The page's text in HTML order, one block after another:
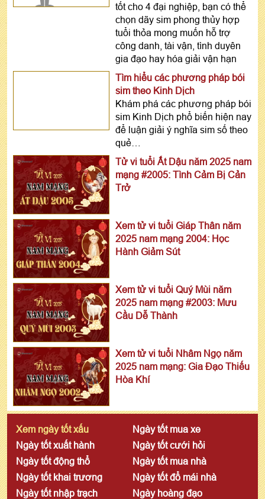
tốt cho 4 đại nghiệp, bạn có thể
chọn dãy sim phong thủy hợp
tuổi thỏa mong muốn hỗ trợ
công danh, tài vận, tình duyên
gia đạo hay hóa giải vận hạn
Tìm hiểu các phương pháp bói
sim theo Kinh Dịch
Khám phá các phương pháp bói
sim Kinh Dịch phổ biến hiện nay
để luận giải ý nghĩa sim số theo
quẻ…
Tử vi tuổi Ất Dậu năm 2025 nam
mạng #2005: Tình Cảm Bị Cản
Trở
Xem tử vi tuổi Giáp Thân năm
2025 nam mạng 2004: Học
Hành Giảm Sút
Xem tử vi tuổi Quý Mùi năm
2025 nam mạng #2003: Mưu
Cầu Dễ Thành
Xem tử vi tuổi Nhâm Ngọ năm
2025 nam mạng: Gia Đạo Thiếu
Hòa Khí
Xem ngày tốt xấu
Ngày tốt mua xe
Ngày tốt xuất hành
Ngày tốt cưới hỏi
Ngày tốt động thổ
Ngày tốt mua nhà
Ngày tốt khai trương
Ngày tốt đổ mái nhà
Ngày tốt nhập trạch
Ngày hoàng đạo